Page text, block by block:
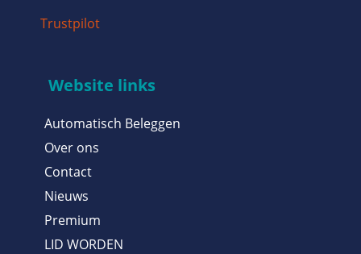
Trustpilot
Website links
Automatisch Beleggen
Over ons
Contact
Nieuws
Premium
LID WORDEN